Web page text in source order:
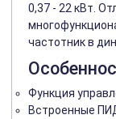
0,37 - 22 кВт.
частотник в
Функция
Встроенные